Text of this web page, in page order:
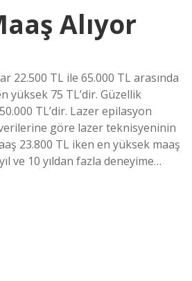
Alıyor
22.500 TL ile 65.000 TL arasında
yüksek 75 TL’dir. Güzellik
TL’dir. Lazer epilasyon
verilerine göre lazer teknisyeninin
23.800 TL iken en yüksek maaş
ve 10 yıldan fazla deneyime…